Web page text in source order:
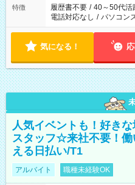
特徴 履歴書不要 / 40～50代活
電話対応なし / パソコン
気になる！
人気イベントも！好き
スタッフ☆来社不要！働
える日払い/T1
アルバイト 職種未経験OK